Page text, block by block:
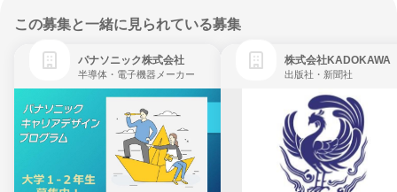
この募集と一緒に見られている募集
パナソニック株式会社
半導体・電子機器メーカー
株式会社KADOKAWA
出版社・新聞社